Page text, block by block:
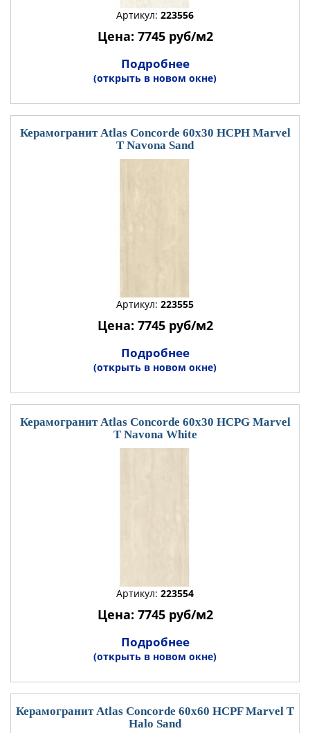
Артикул: 223556
Цена: 7745 руб/м2
Подробнее
(открыть в новом окне)
Керамогранит Atlas Concorde 60x30 HCPH Marvel
T Navona Sand
Артикул: 223555
Цена: 7745 руб/м2
Подробнее
(открыть в новом окне)
Керамогранит Atlas Concorde 60x30 HCPG Marvel
T Navona White
Артикул: 223554
Цена: 7745 руб/м2
Подробнее
(открыть в новом окне)
Керамогранит Atlas Concorde 60x60 HCPF Marvel T
Halo Sand